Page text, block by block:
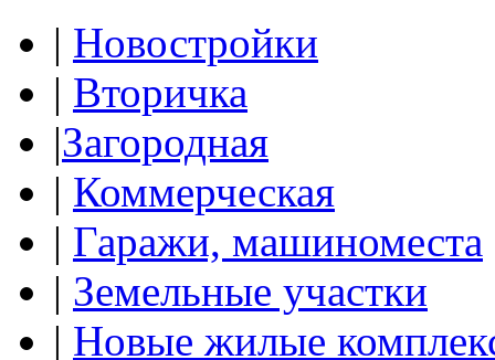
| Новостройки
| Вторичка
|Загородная
| Коммерческая
| Гаражи, машиноместа
| Земельные участки
| Новые жилые